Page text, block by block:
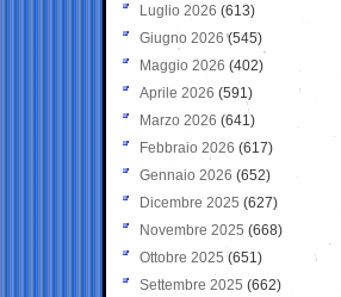
Luglio 2026 (613)
Giugno 2026 (545)
Maggio 2026 (402)
Aprile 2026 (591)
Marzo 2026 (641)
Febbraio 2026 (617)
Gennaio 2026 (652)
Dicembre 2025 (627)
Novembre 2025 (668)
Ottobre 2025 (651)
Settembre 2025 (662)